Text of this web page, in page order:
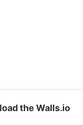
the Walls.io